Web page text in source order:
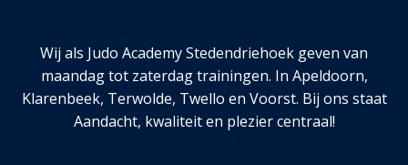
Wij als Judo Academy Stedendriehoek geven van
maandag tot zaterdag trainingen. In Apeldoorn,
Klarenbeek, Terwolde, Twello en Voorst. Bij ons staat
Aandacht, kwaliteit en plezier centraal!